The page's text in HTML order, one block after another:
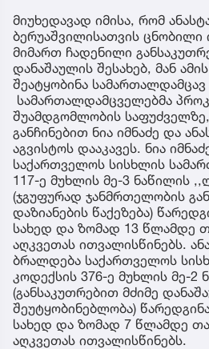
მიუხედავად იმისა, რომ
ბერუაშვილისათვის ცნობილი
მიმართ ჩადენილი
დანაშაულის შესახებ, მან
შეატყობინა
სამართალდამცველებმა
შუამდგომლობის
განჩინებით ნია იმნაძე და
აგვისტოს დააკავეს. ნია
საქართველოს სისხლის
117-ე მუხლის მე-3 ნაწილის
(ჯგუფურად ჯანმრთელობის
დაზიანების წაქეზება)
სახედ და ზომად 13 წლამდე
აღკვეთას ითვალისწინებს.
ბრალდება საქართველოს
კოდექსის 376-ე მუხლის მე-2
(განსაკუთრებით მძიმე
შეუტყობინებლობა)
სახედ და ზომად 7 წლამდე
აღკვეთას ითვალისწინებს.